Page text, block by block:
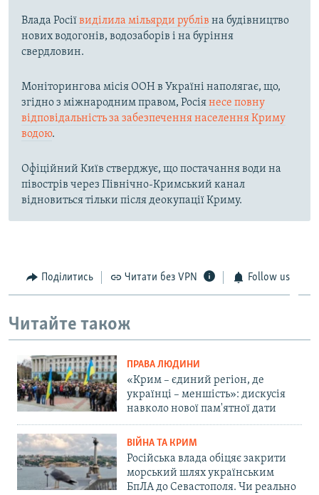
Влада Росіївиділила мільярди рублів на будівництво
нових водогонів, водозаборів і на буріння
свердловин.
Моніторингова місія ООН в Україні наполягає, що,
згідно з міжнародним правом, Росіянесе повну
відповідальність за забезпечення населення Криму
водою.
Офіційний Київ стверджує, що постачання води на
півострів через Північно-Кримський канал
відновиться тільки після деокупації Криму.
Поділитись Читати без VPN Follow us
Читайте також
ПРАВА ЛЮДИНИ
«Крим – єдиний регіон, де
українці – меншість»: дискусія
навколо нової пам'ятної дати
ВІЙНА ТА КРИМ
Російська влада обіцяє закрити
морський шлях українським
БпЛА до Севастополя. Чи реально